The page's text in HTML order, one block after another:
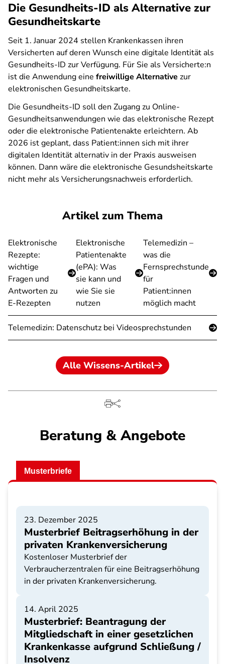
Die Gesundheits-ID als Alternative zur
Gesundheitskarte
Seit 1. Januar 2024 stellen Krankenkassen ihren
Versicherten auf deren Wunsch eine digitale Identität als
Gesundheits-ID zur Verfügung. Für Sie als Versicherte:n
ist die Anwendung eine freiwillige Alternative zur
elektronischen Gesundheitskarte.
Die Gesundheits-ID soll den Zugang zu Online-
Gesundheitsanwendungen wie das elektronische Rezept
oder die elektronische Patientenakte erleichtern. Ab
2026 ist geplant, dass Patient:innen sich mit ihrer
digitalen Identität alternativ in der Praxis ausweisen
können. Dann wäre die elektronische Gesundsheitskarte
nicht mehr als Versicherungsnachweis erforderlich.
Artikel zum Thema
Elektronische
Rezepte:
wichtige
Fragen und
Antworten zu
E-Rezepten
Elektronische
Patientenakte
(ePA): Was
sie kann und
wie Sie sie
nutzen
Telemedizin –
was die
Fernsprechstunde
für
Patient:innen
möglich macht
Telemedizin: Datenschutz bei Videosprechstunden
Alle Wissens-Artikel
Beratung & Angebote
Musterbriefe
23. Dezember 2025
Musterbrief Beitragserhöhung in der
privaten Krankenversicherung
Kostenloser Musterbrief der
Verbraucherzentralen für eine Beitragserhöhung
in der privaten Krankenversicherung.
14. April 2025
Musterbrief: Beantragung der
Mitgliedschaft in einer gesetzlichen
Krankenkasse aufgrund Schließung /
Insolvenz